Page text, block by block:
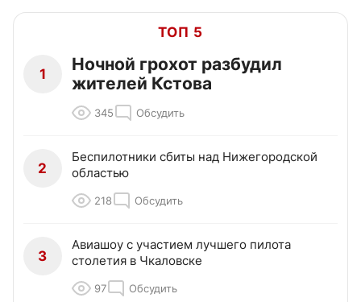
ТОП 5
1
Ночной грохот разбудил
жителей Кстова
345 Обсудить
2
Беспилотники сбиты над Нижегородской
областью
218 Обсудить
3
Авиашоу с участием лучшего пилота
столетия в Чкаловске
97 Обсудить